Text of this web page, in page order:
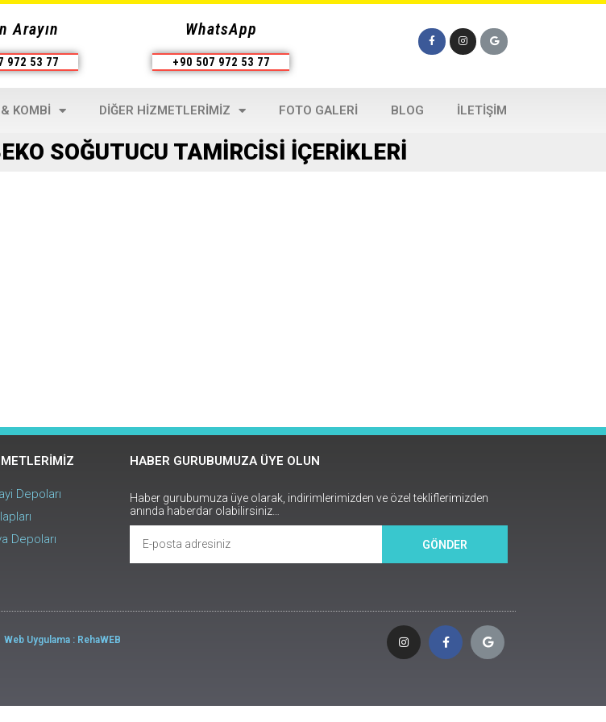
Arayın
972 53 77
WhatsApp
+90 507 972 53 77
KOMBI DIĞER HIZMETLERIMIZ FOTO GALERI BLOG İLETIŞIM
SOĞUTUCU TAMIRCISI İÇERIKLERI
Depoları
Depoları
HABER GURUBUMUZA ÜYE OLUN
Haber gurubumuza üye olarak, indirimlerimizden ve özel tekliflerimizden
anında haberdar olabilirsiniz…
GÖNDER
Web Uygulama : RehaWEB